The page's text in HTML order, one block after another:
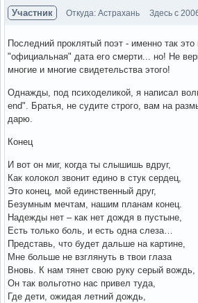
Участник Откуда: Астрахань Здесь с
Последний проклятый поэт - именно так
"официальная" дата его смерти... но! Не
многие и многие свидетельства этого!
Однажды, под психоделикой, я написал
end". Братья, не судите строго, вам на
дарю.
Конец
И вот он миг, когда ты слышишь вдруг,
Как колокол звонит едино в стук сердец,
Это конец, мой единственный друг,
Безумным мечтам, нашим планам конец.
Надежды нет – как нет дождя в пустыне,
Есть только боль, и есть одна слеза…
Представь, что будет дальше на картине,
Мне больше не взглянуть в твои глаза
Вновь. К нам тянет свою руку серый вождь,
Он так вольготно нас привел туда,
Где дети, ожидая летний дождь,